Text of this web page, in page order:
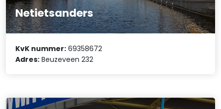
Netietsanders
KvK nummer: 69358672
Adres: Beuzeveen 232